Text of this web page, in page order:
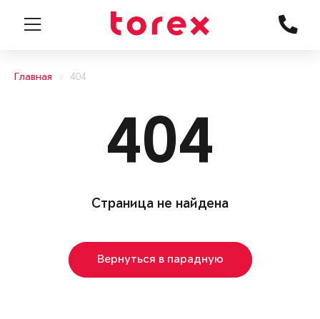
Главная 404
404
Страница не найдена
Вернуться в парадную